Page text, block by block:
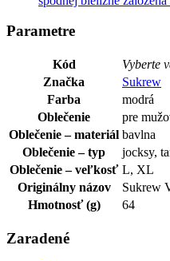
Parametre
Kód
Vyberte
Značka
Sukrew
Farba
modrá
Oblečenie
pre
Oblečenie – materiál bavlna
Oblečenie – typ
jocksy,
Oblečenie – veľkosť L, XL
Originálny názov
Sukrew
Hmotnosť (g)
64
Zaradené